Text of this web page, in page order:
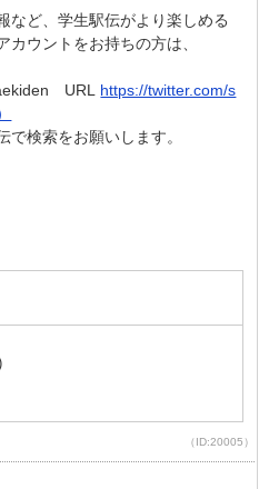
など、学生駅伝がより楽しめる
ウントをお持ちの方は、
URL https://twitter.com/s
で検索をお願いします。
（ID:20005）